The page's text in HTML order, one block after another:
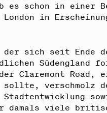
es schon in einer
in
sich seit Ende
Südengland
Claremont Road,
sollte, verschmolz
Stadtentwicklung
viele